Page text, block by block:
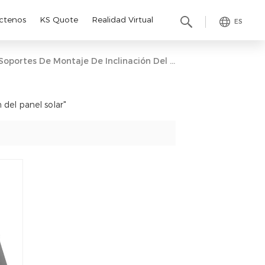
ES
KS Quote Realidad Virtual
Soportes De Montaje De Inclinación Del Panel Solar
del panel solar"